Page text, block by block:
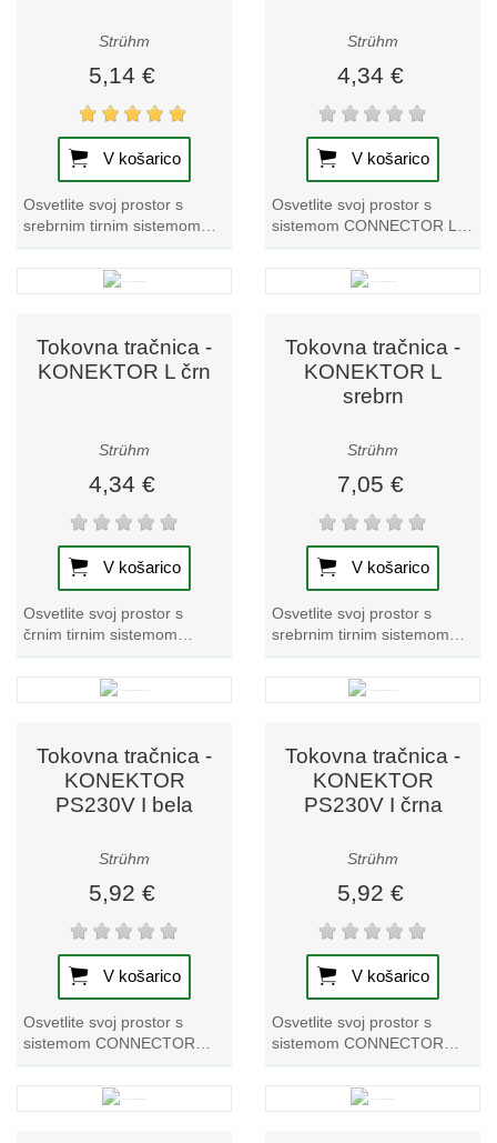
Strühm
5,14 €
V košarico
Osvetlite svoj prostor s
srebrnim tirnim sistemom
CONNECTOR I, ki izstopa v
naši zbirki tračnih svetilk.
Strühm
4,34 €
V košarico
Osvetlite svoj prostor s
sistemom CONNECTOR L
bela track. Ta edinstvena
tračna svetilka ponuja
elegantno obliko in...
Tokovna tračnica -
KONEKTOR L črn
Strühm
4,34 €
V košarico
Osvetlite svoj prostor s
črnim tirnim sistemom
CONNECTOR L, ki izstopa v
naši zbirki tračnih svetilk.
Tokovna tračnica -
KONEKTOR L
srebrn
Strühm
7,05 €
V košarico
Osvetlite svoj prostor s
srebrnim tirnim sistemom
CONNECTOR L, ki izstopa v
naši zbirki tračnih svetilk.
Tokovna tračnica -
KONEKTOR
PS230V I bela
Strühm
5,92 €
V košarico
Osvetlite svoj prostor s
sistemom CONNECTOR
PS230V I bela track system,
ki izstopa v naši zbirki
tračnih svetilk....
Tokovna tračnica -
KONEKTOR
PS230V I črna
Strühm
5,92 €
V košarico
Osvetlite svoj prostor s
sistemom CONNECTOR
PS230V I črna track. Ta
izstopajoča kolekcija tračnih
svetilk ponuja...